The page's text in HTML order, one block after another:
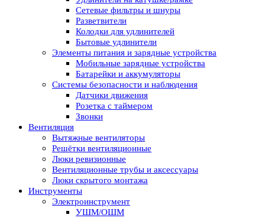
Сетевые фильтры и шнуры
Разветвители
Колодки для удлинителей
Бытовые удлинители
Элементы питания и зарядные устройства
Мобильные зарядные устройства
Батарейки и аккумуляторы
Системы безопасности и наблюдения
Датчики движения
Розетка с таймером
Звонки
Вентиляция
Вытяжные вентиляторы
Решётки вентиляционные
Люки ревизионные
Вентиляционные трубы и аксессуары
Люки скрытого монтажа
Инструменты
Электроинструмент
УШМ/ОШМ